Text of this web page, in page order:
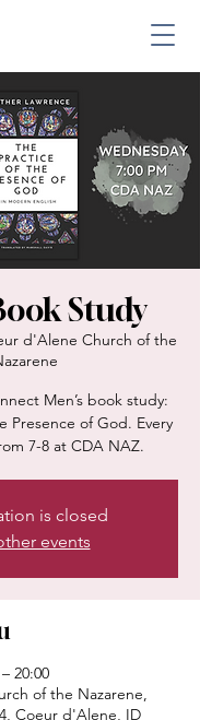
Study
d'Alene Church of the
Men’s book study:
Presence of God. Every
7-8 at CDA NAZ.
is closed
events
20:00
of the Nazarene,
Coeur d'Alene, ID